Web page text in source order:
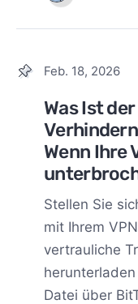
Feb. 18, 2026
Was Ist
Wenn Ihre
Stellen Sie
mit Ihrem
vertrauliche
Datei über